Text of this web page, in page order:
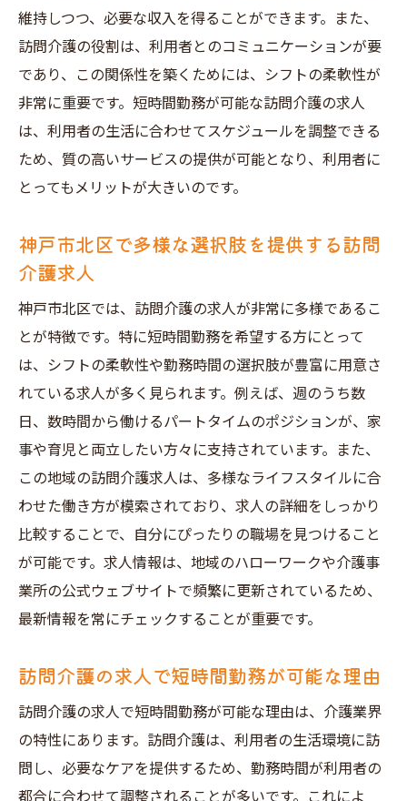
維持しつつ、必要な収入を得ることができます。また、
訪問介護の役割は、利用者とのコミュニケーションが要
であり、この関係性を築くためには、シフトの柔軟性が
非常に重要です。短時間勤務が可能な訪問介護の求人
は、利用者の生活に合わせてスケジュールを調整できる
ため、質の高いサービスの提供が可能となり、利用者に
とってもメリットが大きいのです。
神戸市北区で多様な選択肢を提供する訪問
介護求人
神戸市北区では、訪問介護の求人が非常に多様であるこ
とが特徴です。特に短時間勤務を希望する方にとって
は、シフトの柔軟性や勤務時間の選択肢が豊富に用意さ
れている求人が多く見られます。例えば、週のうち数
日、数時間から働けるパートタイムのポジションが、家
事や育児と両立したい方々に支持されています。また、
この地域の訪問介護求人は、多様なライフスタイルに合
わせた働き方が模索されており、求人の詳細をしっかり
比較することで、自分にぴったりの職場を見つけること
が可能です。求人情報は、地域のハローワークや介護事
業所の公式ウェブサイトで頻繁に更新されているため、
最新情報を常にチェックすることが重要です。
訪問介護の求人で短時間勤務が可能な理由
訪問介護の求人で短時間勤務が可能な理由は、介護業界
の特性にあります。訪問介護は、利用者の生活環境に訪
問し、必要なケアを提供するため、勤務時間が利用者の
都合に合わせて調整されることが多いです。これによ